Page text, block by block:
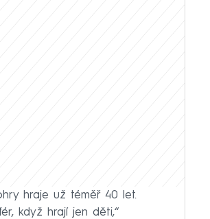
hraje už téměř 40 let.
když hrají jen děti,“